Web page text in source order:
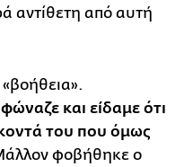
αντίθετη από αυτή
και είδαμε ότι
του που όμως
φοβήθηκε ο